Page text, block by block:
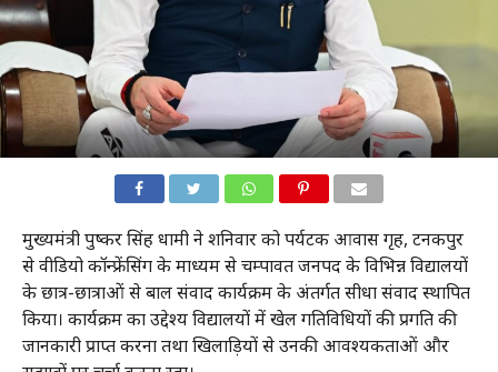
मुख्यमंत्री पुष्कर सिंह धामी ने शनिवार को पर्यटक आवास गृह, टनकपुर
से वीडियो कॉन्फ्रेंसिंग के माध्यम से चम्पावत जनपद के विभिन्न विद्यालयों
के छात्र-छात्राओं से बाल संवाद कार्यक्रम के अंतर्गत सीधा संवाद स्थापित
किया। कार्यक्रम का उद्देश्य विद्यालयों में खेल गतिविधियों की प्रगति की
जानकारी प्राप्त करना तथा खिलाड़ियों से उनकी आवश्यकताओं और